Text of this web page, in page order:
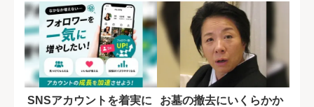
SNSアカウントを着実に
お墓の撤去にいくらかか